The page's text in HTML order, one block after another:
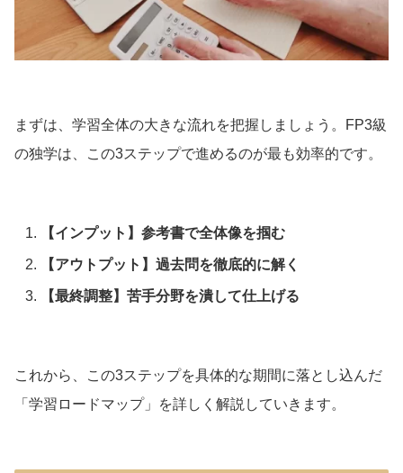
まずは、学習全体の大きな流れを把握しましょう。FP3級
の独学は、この3ステップで進めるのが最も効率的です。
【インプット】参考書で全体像を掴む
【アウトプット】過去問を徹底的に解く
【最終調整】苦手分野を潰して仕上げる
これから、この3ステップを具体的な期間に落とし込んだ
「学習ロードマップ」を詳しく解説していきます。